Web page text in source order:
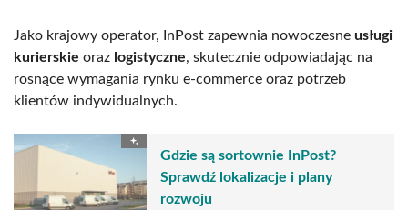
Jako krajowy operator, InPost zapewnia nowoczesne usługi
kurierskie oraz logistyczne, skutecznie odpowiadając na
rosnące wymagania rynku e-commerce oraz potrzeb
klientów indywidualnych.
Gdzie są sortownie InPost?
Sprawdź lokalizacje i plany
rozwoju